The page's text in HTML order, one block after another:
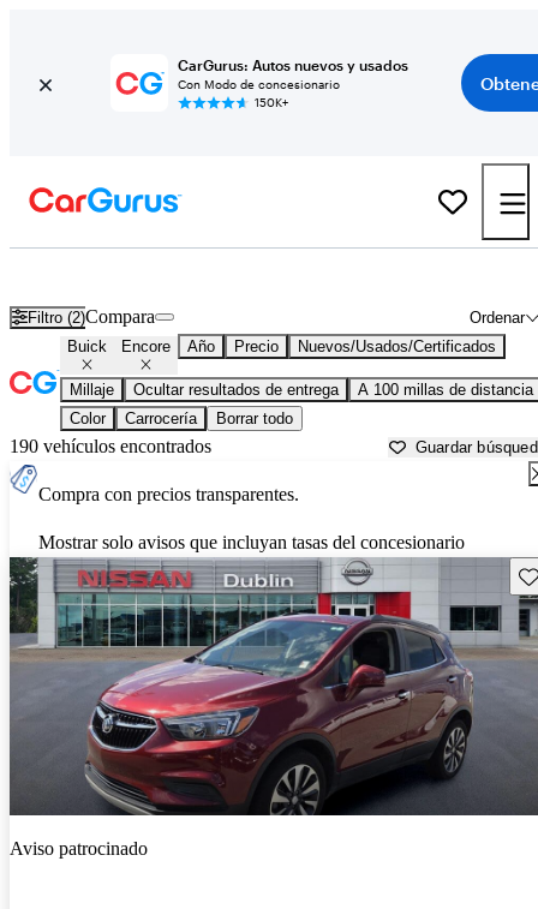
CarGurus: Autos nuevos y usados
Con Modo de concesionario
150K+
Filtro (2) Ordenar
Compara
Buick Encore Año Precio Nuevos/Usados/Certificados
Millaje Ocultar resultados de entrega
A 100 millas de distancia
Color
Carrocería Borrar todo
190 vehículos encontrados Guardar
Compra con precios transparentes.
Mostrar solo avisos que incluyan tasas del concesionario
Aviso patrocinado